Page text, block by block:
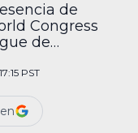
de
Congress
de
según
una
a la magna
PST